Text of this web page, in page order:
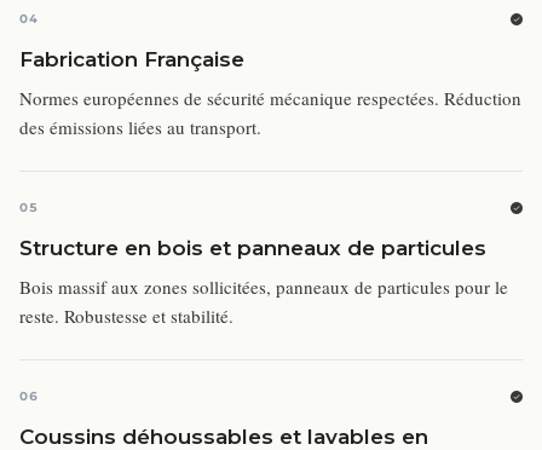
04
Fabrication Française
Normes européennes de sécurité mécanique respectées. Réduction
des émissions liées au transport.
05
Structure en bois et panneaux de particules
Bois massif aux zones sollicitées, panneaux de particules pour le
reste. Robustesse et stabilité.
06
Coussins déhoussables et lavables en